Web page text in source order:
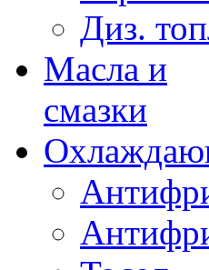
Диз.
Масла и
смазки